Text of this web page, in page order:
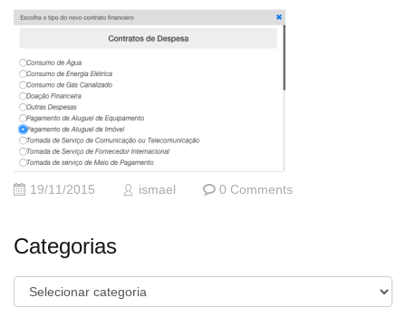
19/11/2015 ismael 0 Comments
Categorias
Categorias